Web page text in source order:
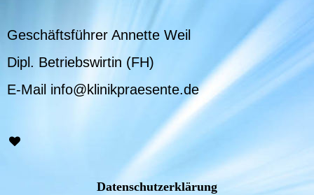
Geschäftsführer Annette Weil
Dipl. Betriebswirtin (FH)
E-Mail info@klinikpraesente.de
Datenschutzerklärung